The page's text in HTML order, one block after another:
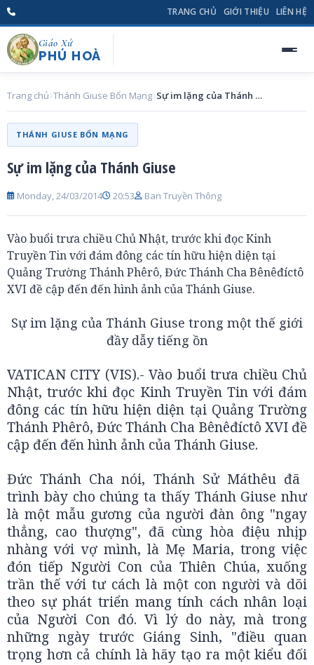
TRANG CHỦ GIỚI THIỆU LIÊN HỆ
Giáo Xứ
PHÚ HOÀ
Trang chủ Thánh Giuse Bổn Mạng Sự im lặng của Thánh Giuse
THÁNH GIUSE BỔN MẠNG
Sự im lặng của Thánh Giuse
Monday, 24/03/2014 20:53 Ban Truyền Thông
Vào buổi trưa chiều Chủ Nhật, trước khi đọc Kinh
Truyền Tin với đám đông các tín hữu hiện diện tại
Quảng Trường Thánh Phêrô, Đức Thánh Cha Bênêđíctô
XVI đề cập đến đến hình ảnh của Thánh Giuse.
Sự im lặng của Thánh Giuse trong một thế giới
đầy dẫy tiếng ồn
VATICAN CITY (VIS).- Vào buổi trưa chiều Chủ
Nhật, trước khi đọc Kinh Truyền Tin với đám
đông các tín hữu hiện diện tại Quảng Trường
Thánh Phêrô, Đức Thánh Cha Bênêđíctô XVI đề
cập đến đến hình ảnh của Thánh Giuse.
Đức Thánh Cha nói, Thánh Sử Máthêu đã
trình bày cho chúng ta thấy Thánh Giuse như
là một mẫu gương của người đàn ông "ngay
thẳng, cao thượng", đã cùng hòa điệu nhịp
nhàng với vợ mình, là Mẹ Maria, trong việc
đón tiếp Người Con của Thiên Chúa, xuống
trần thế với tư cách là một con người và dõi
theo sự phát triển mang tính cách nhân loại
của Người Con đó. Vì lý do này, mà trong
những ngày trước Giáng Sinh, "điều quan
trọng hơn cả chính là hãy tạo ra một kiểu đối